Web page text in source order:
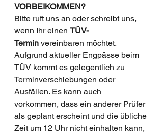
VORBEIKOMMEN?
Bitte ruft uns an oder schreibt uns,
wenn Ihr einen TÜV-
Termin vereinbaren möchtet.
Aufgrund aktueller Engpässe beim
TÜV kommt es gelegentlich zu
Terminverschiebungen oder
Ausfällen. Es kann auch
vorkommen, dass ein anderer Prüfer
als geplant erscheint und die übliche
Zeit um 12 Uhr nicht einhalten kann,